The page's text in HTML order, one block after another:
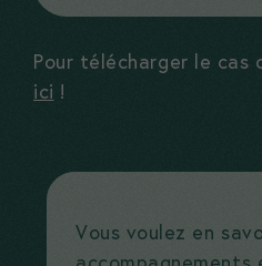
Pour télécharger le cas
ici !
Vous voulez en